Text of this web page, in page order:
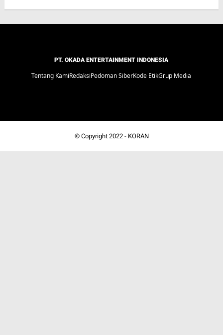
PT. OKADA ENTERTAINMENT INDONESIA
Tentang KamiRedaksiPedoman SiberKode EtikGrup Media
© Copyright 2022 - KORAN